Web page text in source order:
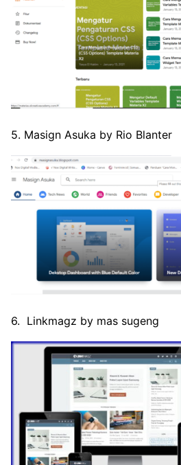
5. Masign Asuka by Rio Blanter
6. Linkmagz by mas sugeng